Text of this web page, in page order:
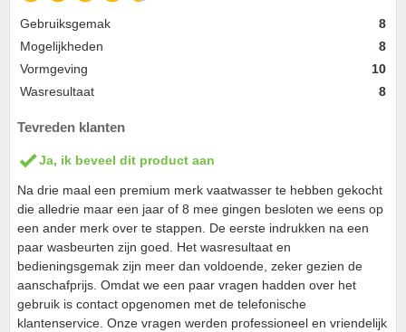
Gebruiksgemak
8
Mogelijkheden
8
Vormgeving
10
Wasresultaat
8
Tevreden klanten
Ja, ik beveel dit product aan
Na drie maal een premium merk vaatwasser te hebben gekocht
die alledrie maar een jaar of 8 mee gingen besloten we eens op
een ander merk over te stappen. De eerste indrukken na een
paar wasbeurten zijn goed. Het wasresultaat en
bedieningsgemak zijn meer dan voldoende, zeker gezien de
aanschafprijs. Omdat we een paar vragen hadden over het
gebruik is contact opgenomen met de telefonische
klantenservice. Onze vragen werden professioneel en vriendelijk